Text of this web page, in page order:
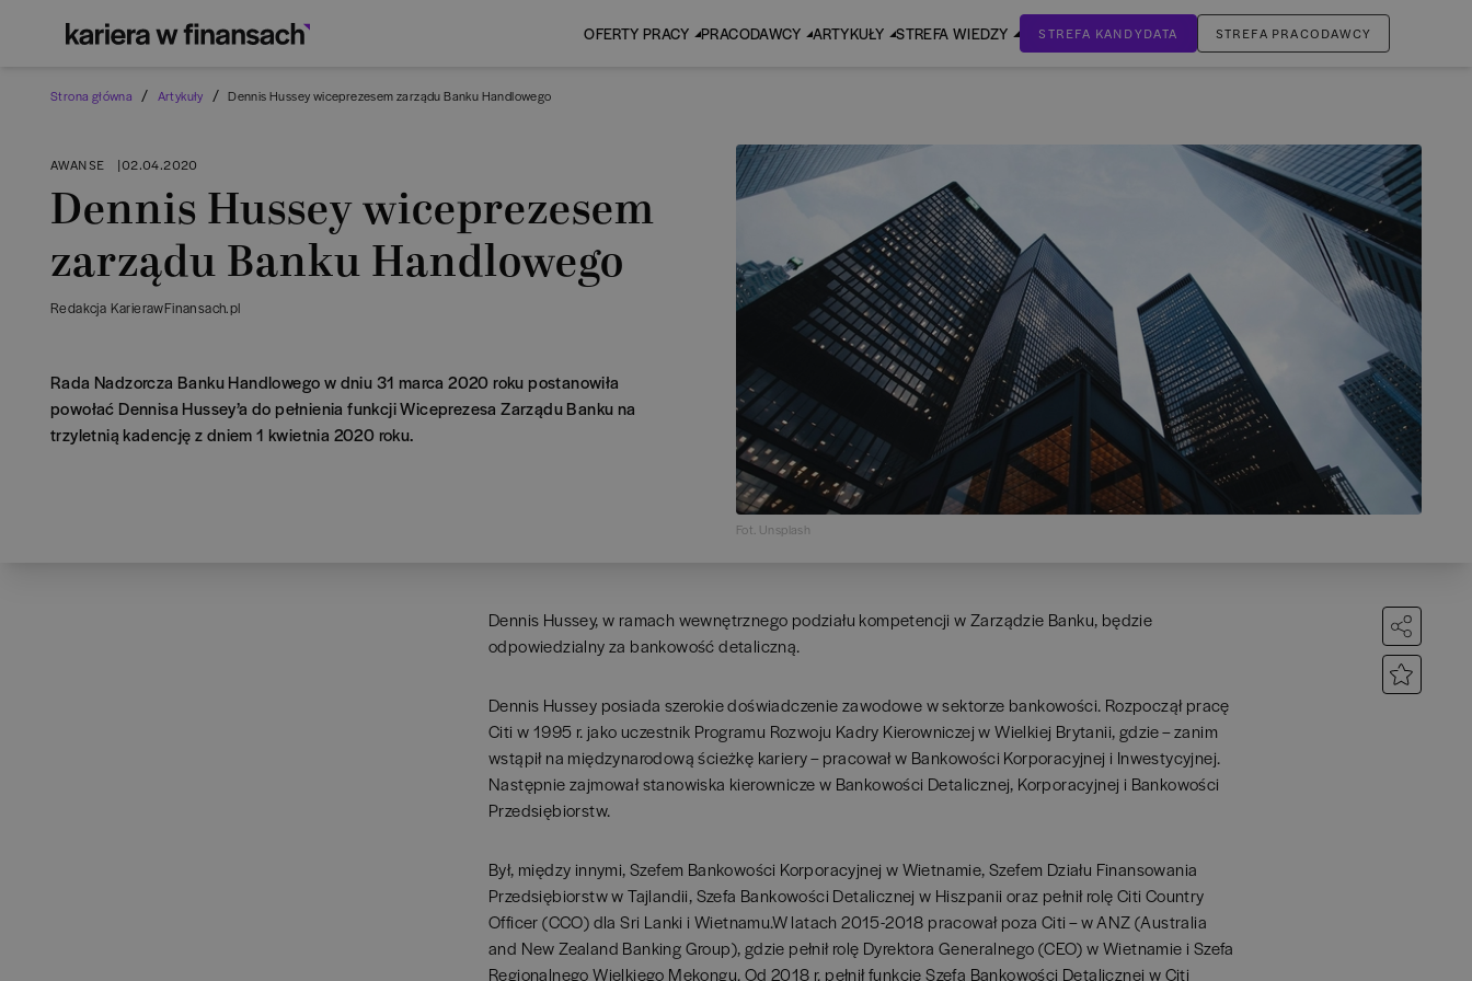
OFERTY PRACY PRACODAWCY ARTYKUŁY STREFA WIEDZY STREFA KANDYDATA
Nie masz jeszcze konta?
STREFA PRACODAWCY
Strona główna / Artykuły / Dennis Hussey wiceprezesem zarządu Banku Handlowego
AWANSE |02.04.2020
Dennis Hussey wiceprezesem
zarządu Banku Handlowego
Redakcja KarierawFinansach.pl
Rada Nadzorcza Banku Handlowego w dniu 31 marca 2020 roku postanowiła
powołać Dennisa Hussey’a do pełnienia funkcji Wiceprezesa Zarządu Banku na
trzyletnią kadencję z dniem 1 kwietnia 2020 roku.
Fot. Unsplash
Dennis Hussey, w ramach wewnętrznego podziału kompetencji w Zarządzie Banku, będzie
odpowiedzialny za bankowość detaliczną.
Dennis Hussey posiada szerokie doświadczenie zawodowe w sektorze bankowości. Rozpoczął pracę
Citi w 1995 r. jako uczestnik Programu Rozwoju Kadry Kierowniczej w Wielkiej Brytanii, gdzie – zanim
wstąpił na międzynarodową ścieżkę kariery – pracował w Bankowości Korporacyjnej i Inwestycyjnej.
Następnie zajmował stanowiska kierownicze w Bankowości Detalicznej, Korporacyjnej i Bankowości
Przedsiębiorstw.
Był, między innymi, Szefem Bankowości Korporacyjnej w Wietnamie, Szefem Działu Finansowania
Przedsiębiorstw w Tajlandii, Szefa Bankowości Detalicznej w Hiszpanii oraz pełnił rolę Citi Country
Officer (CCO) dla Sri Lanki i Wietnamu.W latach 2015-2018 pracował poza Citi – w ANZ (Australia
and New Zealand Banking Group), gdzie pełnił rolę Dyrektora Generalnego (CEO) w Wietnamie i Szefa
Regionalnego Wielkiego Mekongu. Od 2018 r. pełnił funkcję Szefa Bankowości Detalicznej w Citi